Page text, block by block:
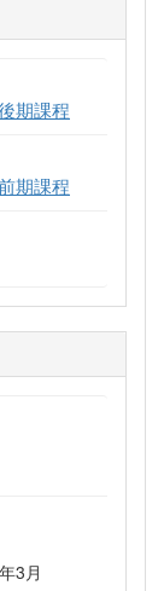
期課程
期課程
3月